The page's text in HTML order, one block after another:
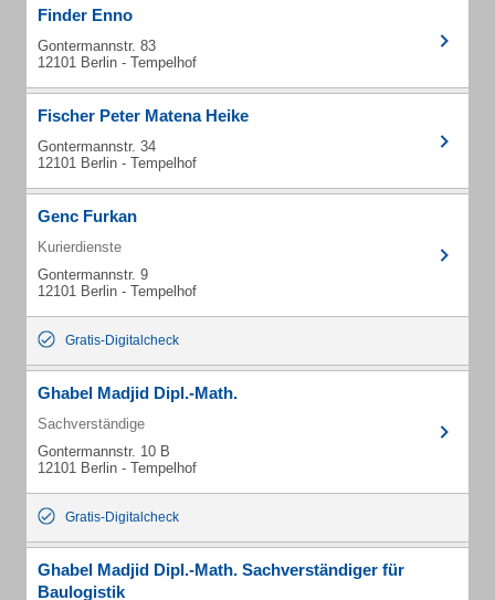
Finder Enno
Gontermannstr. 83
12101 Berlin - Tempelhof
Fischer Peter Matena Heike
Gontermannstr. 34
12101 Berlin - Tempelhof
Genc Furkan
Kurierdienste
Gontermannstr. 9
12101 Berlin - Tempelhof
Gratis-Digitalcheck
Ghabel Madjid Dipl.-Math.
Sachverständige
Gontermannstr. 10 B
12101 Berlin - Tempelhof
Gratis-Digitalcheck
Ghabel Madjid Dipl.-Math. Sachverständiger für
Baulogistik